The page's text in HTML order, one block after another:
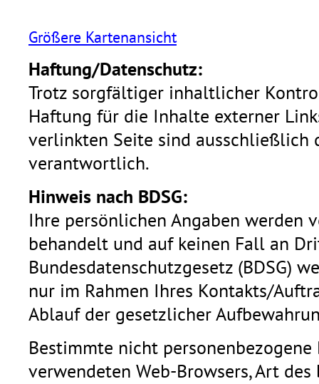
Größere Kartenansicht
Haftung/Datenschutz:
Trotz sorgfältiger inhaltlicher
Haftung für die Inhalte externer
verlinkten Seite sind ausschließlich
verantwortlich.
Hinweis nach BDSG:
Ihre persönlichen Angaben werden
behandelt und auf keinen Fall an
Bundesdatenschutzgesetz (BDSG)
nur im Rahmen Ihres Kontakts/
Ablauf der gesetzlicher
Bestimmte nicht personenbezogene
verwendeten Web-Browsers, Art